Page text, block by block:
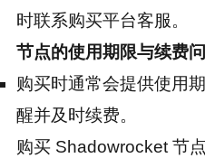
时联系购买平台客服。
节点的使用期限与续费
购买时通常会提供使用
醒并及时续费。
购买 Shadowrocket 节